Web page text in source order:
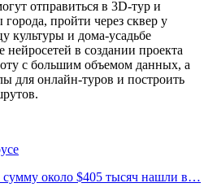
отправиться в 3D-тур и
пройти через сквер у
культуры и дома-усадьбе
в создании проекта
с большим объемом данных, а
для онлайн-туров и построить
сумму около $405 тысяч нашли в…